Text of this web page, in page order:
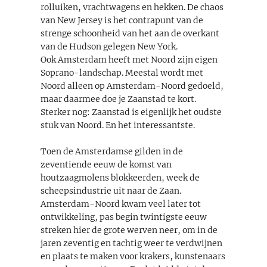
rolluiken, vrachtwagens en hekken. De chaos
van New Jersey is het contrapunt van de
strenge schoonheid van het aan de overkant
van de Hudson gelegen New York.
Ook Amsterdam heeft met Noord zijn eigen
Soprano-landschap. Meestal wordt met
Noord alleen op Amsterdam-Noord gedoeld,
maar daarmee doe je Zaanstad te kort.
Sterker nog: Zaanstad is eigenlijk het oudste
stuk van Noord. En het interessantste.
Toen de Amsterdamse gilden in de
zeventiende eeuw de komst van
houtzaagmolens blokkeerden, week de
scheepsindustrie uit naar de Zaan.
Amsterdam-Noord kwam veel later tot
ontwikkeling, pas begin twintigste eeuw
streken hier de grote werven neer, om in de
jaren zeventig en tachtig weer te verdwijnen
en plaats te maken voor krakers, kunstenaars